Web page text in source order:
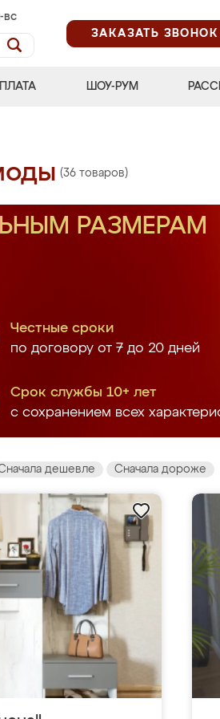
вс
ЗАКАЗАТЬ ЗВОНОК
ШОУ-РУМ
(36 товаров)
РАЗМЕРАМ
Честные сроки
по договору от 7 до 20 дней
Срок службы 10+ лет
с сохранением всех
дешевле Сначала дороже